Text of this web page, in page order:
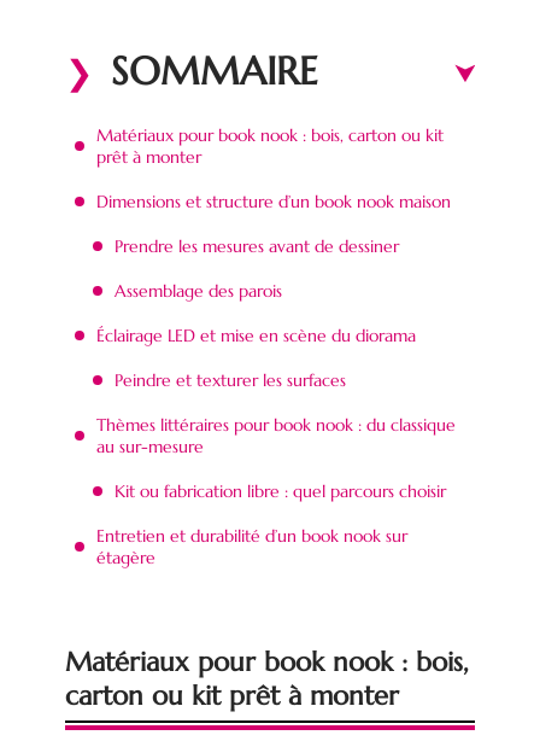
SOMMAIRE
Matériaux pour book nook : bois, carton ou kit
prêt à monter
Dimensions et structure d’un book nook maison
Prendre les mesures avant de dessiner
Assemblage des parois
Éclairage LED et mise en scène du diorama
Peindre et texturer les surfaces
Thèmes littéraires pour book nook : du classique
au sur-mesure
Kit ou fabrication libre : quel parcours choisir
Entretien et durabilité d’un book nook sur
étagère
Matériaux pour book nook : bois,
carton ou kit prêt à monter